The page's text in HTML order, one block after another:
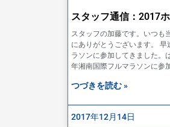
スタッフ通信：2017
スタッフの加藤です。いつも
にありがとうございます。
ラソンに参加してきました。
年湘南国際フルマラソンに参
つづきを読む »
2017年12月14日